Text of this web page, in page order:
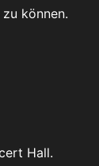
können.
Hall.